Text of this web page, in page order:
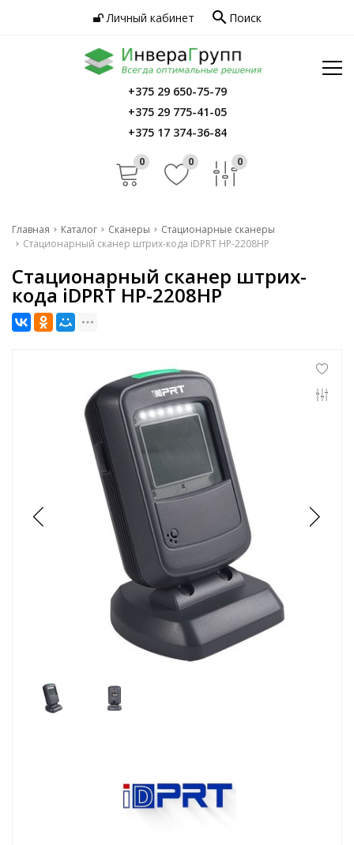
Личный кабинет search Поиск
Главная
Каталог
Услуги
Сервис
Контакты
+375 29 650-75-79
+375 29 775-41-05
+375 17 374-36-84
0 0 0
Главная Каталог Сканеры
Стационарные сканеры
Стационарный сканер штрих-кода iDPRT HP-2208HP
Стационарный сканер штрих-
кода iDPRT HP-2208HP
Услуги
Сервис
Инфо
Контакты